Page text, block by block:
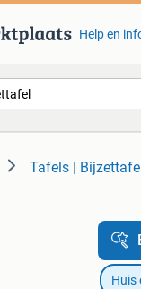
Help en
Tafels |
Huis